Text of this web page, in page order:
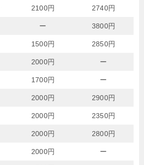
2100円 2740円
ー 3800円
1500円 2850円
2000円 ー
1700円 ー
2000円 2900円
2000円 2350円
2000円 2800円
2000円 ー